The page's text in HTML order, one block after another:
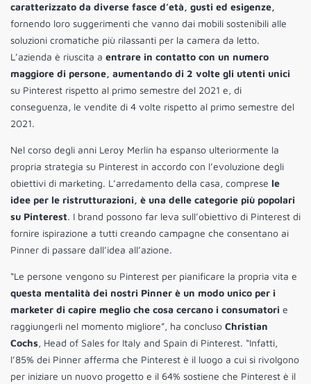
caratterizzato da diverse fasce d’età, gusti ed esigenze,
fornendo loro suggerimenti che vanno dai mobili sostenibili alle
soluzioni cromatiche più rilassanti per la camera da letto.
L’azienda è riuscita a entrare in contatto con un numero
maggiore di persone, aumentando di 2 volte gli utenti unici
su Pinterest rispetto al primo semestre del 2021 e, di
conseguenza, le vendite di 4 volte rispetto al primo semestre del
2021.
Nel corso degli anni Leroy Merlin ha espanso ulteriormente la
propria strategia su Pinterest in accordo con l’evoluzione degli
obiettivi di marketing. L’arredamento della casa, comprese le
idee per le ristrutturazioni, è una delle categorie più popolari
su Pinterest. I brand possono far leva sull’obiettivo di Pinterest di
fornire ispirazione a tutti creando campagne che consentano ai
Pinner di passare dall’idea all’azione.
“Le persone vengono su Pinterest per pianificare la propria vita e
questa mentalità dei nostri Pinner è un modo unico per i
marketer di capire meglio che cosa cercano i consumatori e
raggiungerli nel momento migliore”, ha concluso Christian
Cochs, Head of Sales for Italy and Spain di Pinterest. “Infatti,
l’85% dei Pinner afferma che Pinterest è il luogo a cui si rivolgono
per iniziare un nuovo progetto e il 64% sostiene che Pinterest è il